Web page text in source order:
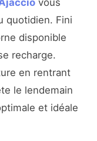
vous
quotidien. Fini
disponible
recharge.
en rentrant
le lendemain
et idéale